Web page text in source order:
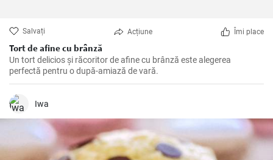
Salvați Acțiune Îmi place
Tort de afine cu brânză
Un tort delicios și răcoritor de afine cu brânză este alegerea
perfectă pentru o după-amiază de vară.
Iwa